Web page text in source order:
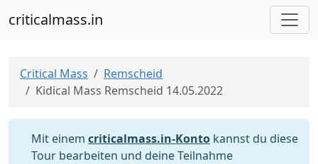
criticalmass.in
Critical Mass
Remscheid
Kidical Mass Remscheid 14.05.2022
Mit einem criticalmass.in-Konto kannst du diese
Tour bearbeiten und deine Teilnahme